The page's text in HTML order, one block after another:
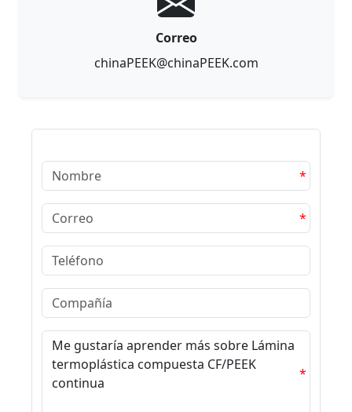
Correo
chinaPEEK@chinaPEEK.com
*
*
*